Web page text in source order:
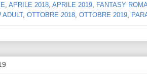
APRILE 2018 APRILE 2019 FANTASY
ADULT, OTTOBRE 2018 OTTOBRE 2019